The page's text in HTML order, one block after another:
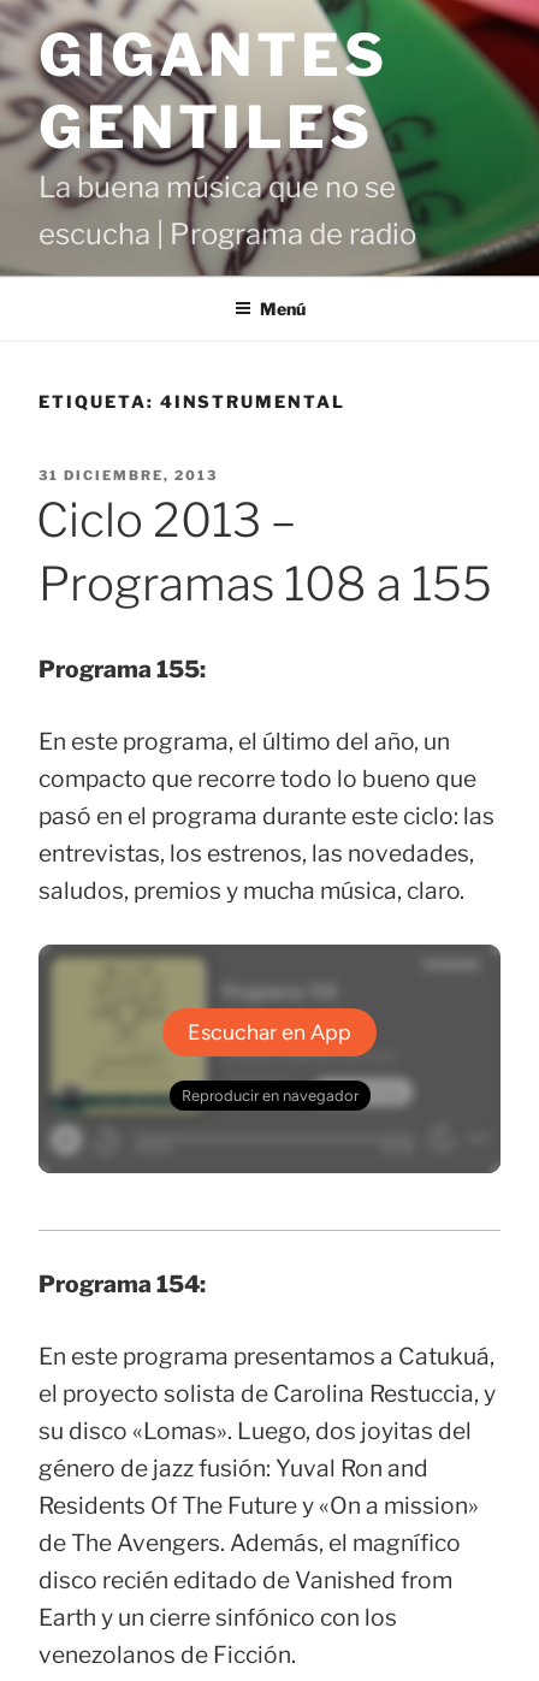
Saltar
contenido
GIGANTES
GENTILES
La buena música que no se
escucha | Programa de radio
Menú
ETIQUETA: 4INSTRUMENTAL
PUBLICADO
31 DICIEMBRE, 2013
Ciclo 2013 –
Programas 108 a 155
Programa 155:
En este programa, el último del año, un
compacto que recorre todo lo bueno que
pasó en el programa durante este ciclo: las
entrevistas, los estrenos, las novedades,
saludos, premios y mucha música, claro.
Programa 154:
En este programa presentamos a Catukuá,
el proyecto solista de Carolina Restuccia, y
su disco «Lomas». Luego, dos joyitas del
género de jazz fusión: Yuval Ron and
Residents Of The Future y «On a mission»
de The Avengers. Además, el magnífico
disco recién editado de Vanished from
Earth y un cierre sinfónico con los
venezolanos de Ficción.